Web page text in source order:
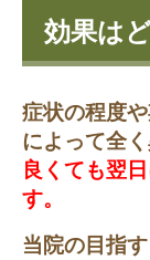
効果は
症状の程度
によって全
良くても翌
す。
当院の目指